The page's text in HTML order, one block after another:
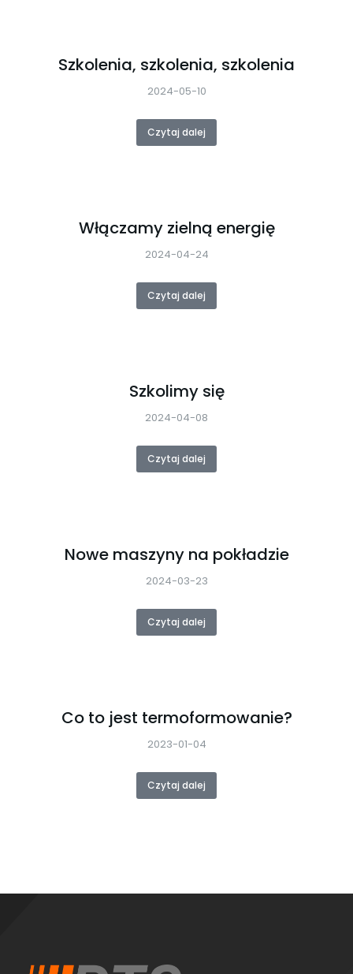
Szkolenia, szkolenia, szkolenia
2024-05-10
Czytaj dalej
Włączamy zielną energię
2024-04-24
Czytaj dalej
Szkolimy się
2024-04-08
Czytaj dalej
Nowe maszyny na pokładzie
2024-03-23
Czytaj dalej
Co to jest termoformowanie?
2023-01-04
Czytaj dalej